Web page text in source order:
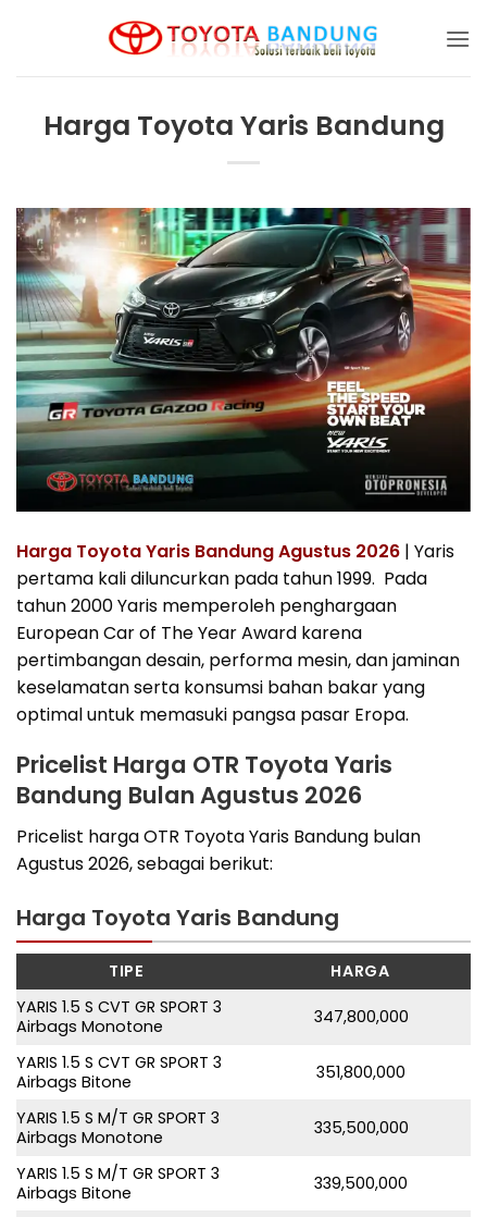
Harga Toyota Yaris Bandung
Harga Toyota Yaris Bandung Agustus 2026 | Yaris
pertama kali diluncurkan pada tahun 1999. Pada
tahun 2000 Yaris memperoleh penghargaan
European Car of The Year Award karena
pertimbangan desain, performa mesin, dan jaminan
keselamatan serta konsumsi bahan bakar yang
optimal untuk memasuki pangsa pasar Eropa.
Pricelist Harga OTR Toyota Yaris
Bandung Bulan Agustus 2026
Pricelist harga OTR Toyota Yaris Bandung bulan
Agustus 2026, sebagai berikut:
Harga Toyota Yaris Bandung
TIPE
HARGA
YARIS 1.5 S CVT GR SPORT 3
Airbags Monotone
347,800,000
YARIS 1.5 S CVT GR SPORT 3
Airbags Bitone
351,800,000
YARIS 1.5 S M/T GR SPORT 3
Airbags Monotone
335,500,000
YARIS 1.5 S M/T GR SPORT 3
Airbags Bitone
339,500,000